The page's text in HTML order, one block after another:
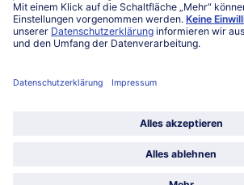
Unternehmen